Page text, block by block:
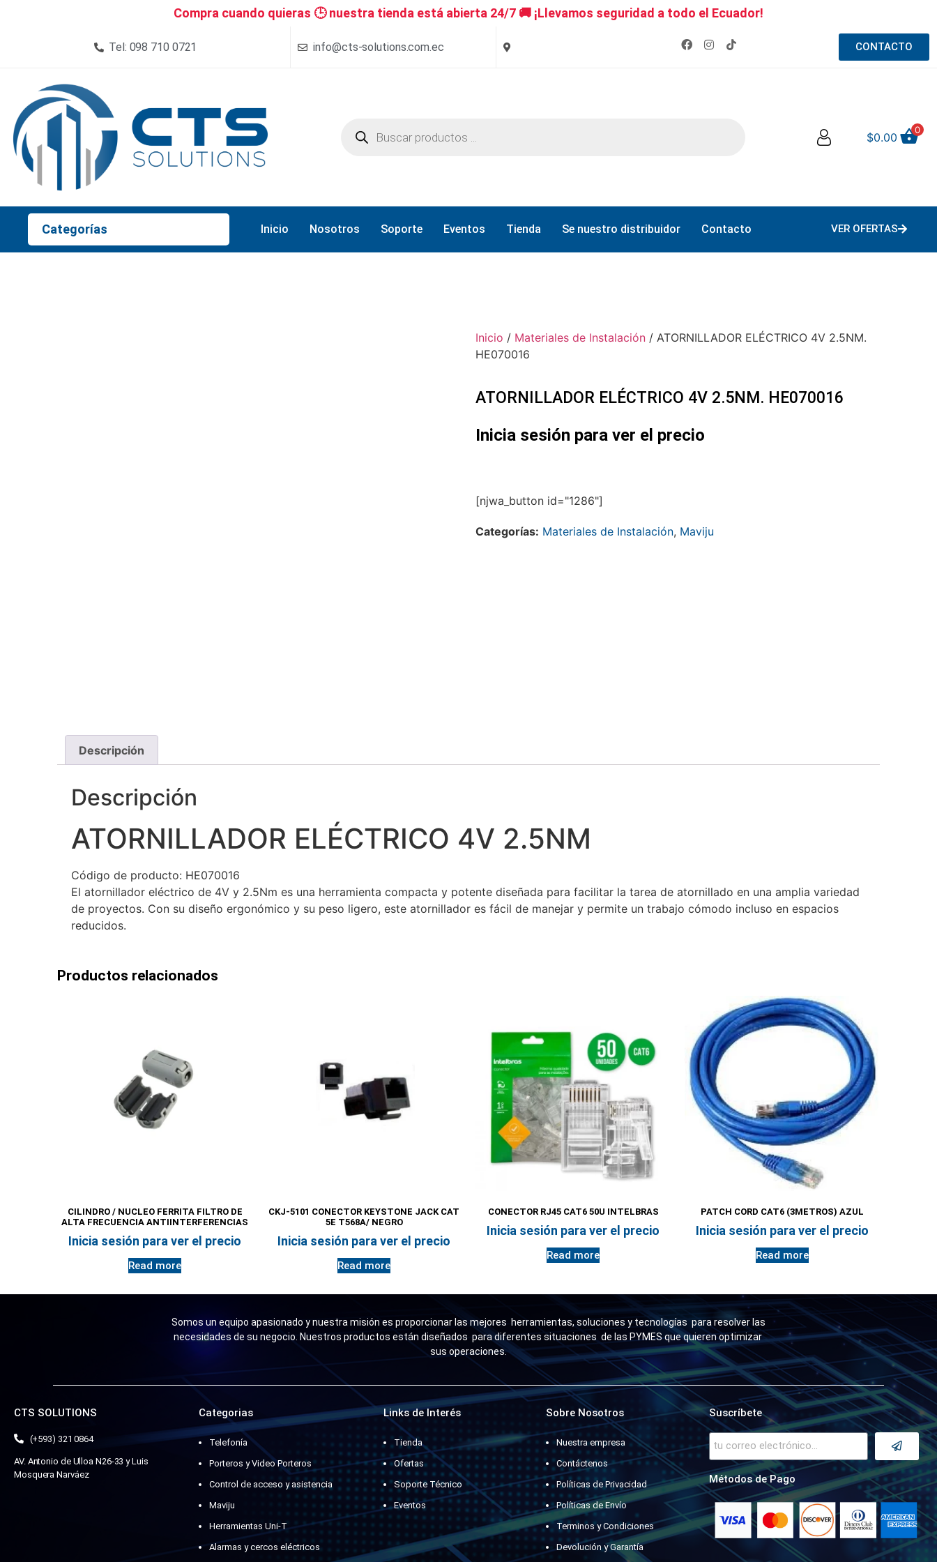
Compra cuando quieras 🕒 nuestra tienda está abierta 24/7 🚚 ¡Llevamos seguridad a todo el Ecuador!
Tel: 098 710 0721 info@cts-solutions.com.ec CONTACTO
$0.00
0
Categorías Inicio Nosotros Soporte Eventos Tienda Se nuestro distribuidor Contacto VER OFERTAS
Inicio / Materiales de Instalación / ATORNILLADOR ELÉCTRICO 4V 2.5NM.
HE070016
ATORNILLADOR ELÉCTRICO 4V 2.5NM. HE070016
Inicia sesión para ver el precio
[njwa_button id="1286"]
Categorías: Materiales de Instalación, Maviju
Descripción
Descripción
ATORNILLADOR ELÉCTRICO 4V 2.5NM
Código de producto: HE070016
El atornillador eléctrico de 4V y 2.5Nm es una herramienta compacta y potente diseñada para facilitar la tarea de atornillado en una amplia variedad
de proyectos. Con su diseño ergonómico y su peso ligero, este atornillador es fácil de manejar y permite un trabajo cómodo incluso en espacios
reducidos.
Productos relacionados
CILINDRO / NUCLEO FERRITA FILTRO DE
ALTA FRECUENCIA ANTIINTERFERENCIAS
Inicia sesión para ver el precio
Read more
CKJ-5101 CONECTOR KEYSTONE JACK CAT
5E T568A/ NEGRO
Inicia sesión para ver el precio
Read more
CONECTOR RJ45 CAT6 50U INTELBRAS
Inicia sesión para ver el precio
Read more
PATCH CORD CAT6 (3METROS) AZUL
Inicia sesión para ver el precio
Read more
Somos un equipo apasionado y nuestra misión es proporcionar las mejores herramientas, soluciones y tecnologías para resolver las
necesidades de su negocio. Nuestros productos están diseñados para diferentes situaciones de las PYMES que quieren optimizar
sus operaciones.
CTS SOLUTIONS
(+593) 321 0864
AV. Antonio de Ulloa N26-33 y Luis
Mosquera Narváez
Categorias
Telefonía
Porteros y Video Porteros
Control de acceso y asistencia
Maviju
Herramientas Uni-T
Alarmas y cercos eléctricos
Links de Interés
Tienda
Ofertas
Soporte Técnico
Eventos
Sobre Nosotros
Nuestra empresa
Contáctenos
Políticas de Privacidad
Políticas de Envío
Terminos y Condiciones
Devolución y Garantía
Suscríbete
Métodos de Pago